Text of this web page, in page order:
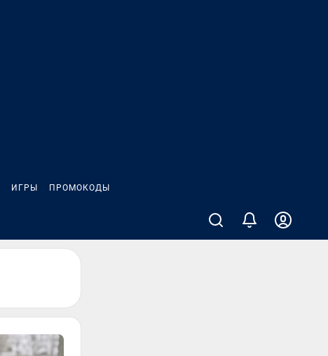
ИГРЫ ПРОМОКОДЫ